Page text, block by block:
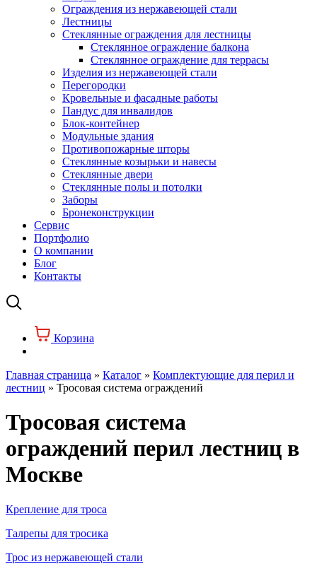
Ограждения из нержавеющей стали
Лестницы
Стеклянные ограждения для лестницы
Стеклянное ограждение балкона
Стеклянное ограждение для террасы
Изделия из нержавеющей стали
Перегородки
Кровельные и фасадные работы
Пандус для инвалидов
Блок-контейнер
Модульные здания
Противопожарные шторы
Стеклянные козырьки и навесы
Стеклянные двери
Стеклянные полы и потолки
Заборы
Бронеконструкции
Сервис
Портфолио
О компании
Блог
Контакты
Корзина
Главная страница » Каталог » Комплектующие для перил и
лестниц » Тросовая система ограждений
Тросовая система
ограждений перил лестниц в
Москве
Крепление для троса
Талрепы для тросика
Трос из нержавеющей стали